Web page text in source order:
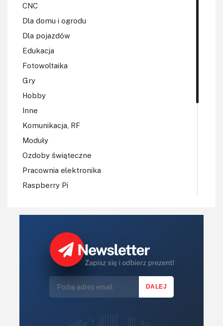
CNC
Dla domu i ogrodu
Dla pojazdów
Edukacja
Fotowoltaika
Gry
Hobby
Inne
Komunikacja, RF
Moduły
Ozdoby świąteczne
Pracownia elektronika
Raspberry Pi
Robotyka
Sterowniki silników
Technika μP, μC, PLD
Termometry i termostaty